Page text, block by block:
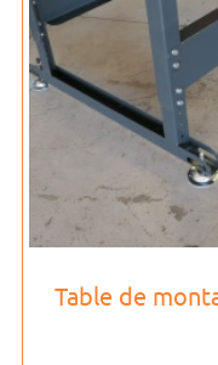
Table de